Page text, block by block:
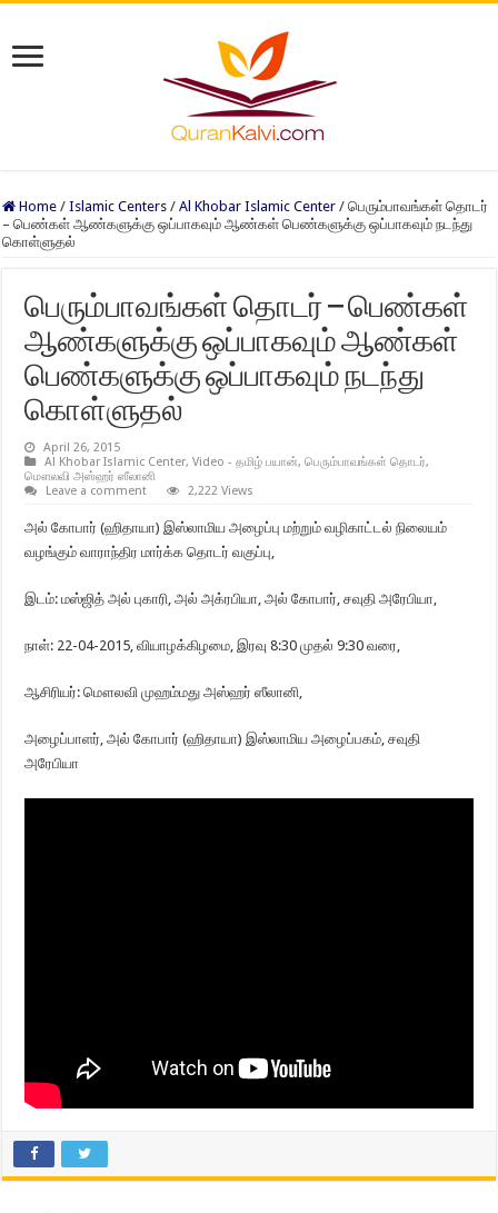
Home / Islamic Centers / Al Khobar Islamic Center / பெரும்பாவங்கள் தொடர்
– பெண்கள் ஆண்களுக்கு ஒப்பாகவும் ஆண்கள் பெண்களுக்கு ஒப்பாகவும் நடந்து
கொள்ளுதல்
பெரும்பாவங்கள் தொடர் – பெண்கள்
ஆண்களுக்கு ஒப்பாகவும் ஆண்கள்
பெண்களுக்கு ஒப்பாகவும் நடந்து
கொள்ளுதல்
April 26, 2015
Al Khobar Islamic Center,Video - தமிழ் பயான்,பெரும்பாவங்கள் தொடர்,
மௌலவி அஸ்ஹர் ஸீலானி
Leave a comment
2,222 Views
அல் கோபார் (ஹிதாயா) இஸ்லாமிய அழைப்பு மற்றும் வழிகாட்டல் நிலையம்
வழங்கும் வாராந்திர மார்க்க தொடர் வகுப்பு,
இடம்: மஸ்ஜித் அல் புகாரி, அல் அக்ரபியா, அல் கோபார், சவுதி அரேபியா,
நாள்: 22-04-2015, வியாழக்கிழமை, இரவு 8:30 முதல் 9:30 வரை,
ஆசிரியர்: மௌலவி முஹம்மது அஸ்ஹர் ஸீலானி,
அழைப்பாளர், அல் கோபார் (ஹிதாயா) இஸ்லாமிய அழைப்பகம், சவுதி
அரேபியா